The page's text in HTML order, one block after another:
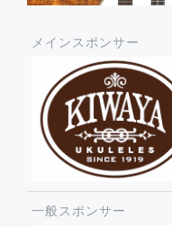
メインスポンサー
一般スポンサー